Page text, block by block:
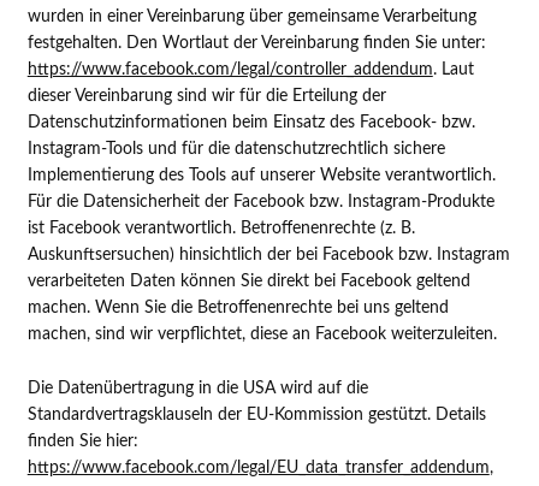
wurden in einer Vereinbarung über gemeinsame Verarbeitung
festgehalten. Den Wortlaut der Vereinbarung finden Sie unter:
https://www.facebook.com/legal/controller_addendum. Laut
dieser Vereinbarung sind wir für die Erteilung der
Datenschutzinformationen beim Einsatz des Facebook- bzw.
Instagram-Tools und für die datenschutzrechtlich sichere
Implementierung des Tools auf unserer Website verantwortlich.
Für die Datensicherheit der Facebook bzw. Instagram-Produkte
ist Facebook verantwortlich. Betroffenenrechte (z. B.
Auskunftsersuchen) hinsichtlich der bei Facebook bzw. Instagram
verarbeiteten Daten können Sie direkt bei Facebook geltend
machen. Wenn Sie die Betroffenenrechte bei uns geltend
machen, sind wir verpflichtet, diese an Facebook weiterzuleiten.
Die Datenübertragung in die USA wird auf die
Standardvertragsklauseln der EU-Kommission gestützt. Details
finden Sie hier:
https://www.facebook.com/legal/EU_data_transfer_addendum,